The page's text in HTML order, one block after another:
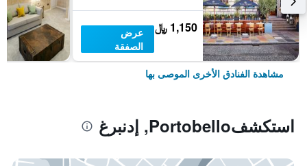
1,150 ﷼
عرض
الصفقة
مشاهدة الفنادق الأخرى الموصى بها
استكشفPortobello, إدنبرغ